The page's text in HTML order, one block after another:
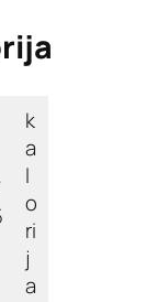
k
a
l
o
ri
j
a